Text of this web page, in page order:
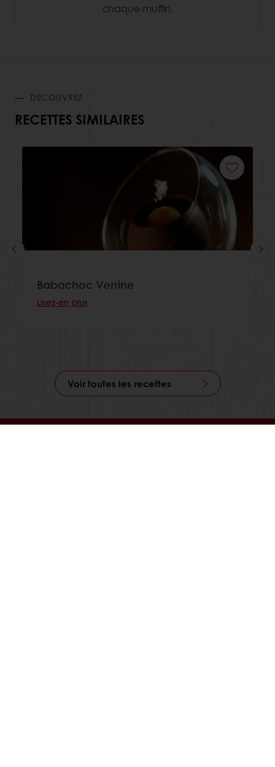
chaque muffin.
DÉCOUVREZ
RECETTES SIMILAIRES
Babachoc Verrine
Lisez-en plus
Voir toutes les recettes